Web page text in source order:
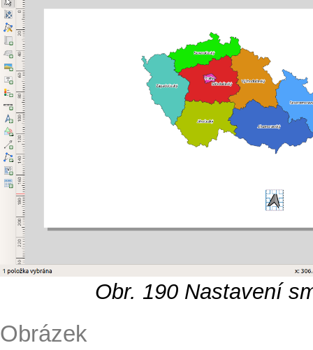
Obr. 190 Nastavení
Obrázek